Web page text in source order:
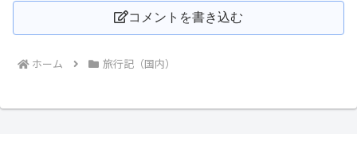
コメントを書き込む
ホーム 旅行記（国内）